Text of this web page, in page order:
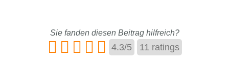
Sie fanden diesen Beitrag hilfreich?
4.3/5 11 ratings